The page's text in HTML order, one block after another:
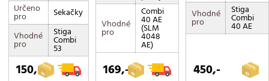
Určeno
pro
Sekačky
Vhodné
pro
Stiga
Combi
53
150,-
Vhodné
pro
Combi
40 AE
(SLM
4048
AE)
169,-
Vhodné
pro
Stiga
Combi
40 AE
450,-